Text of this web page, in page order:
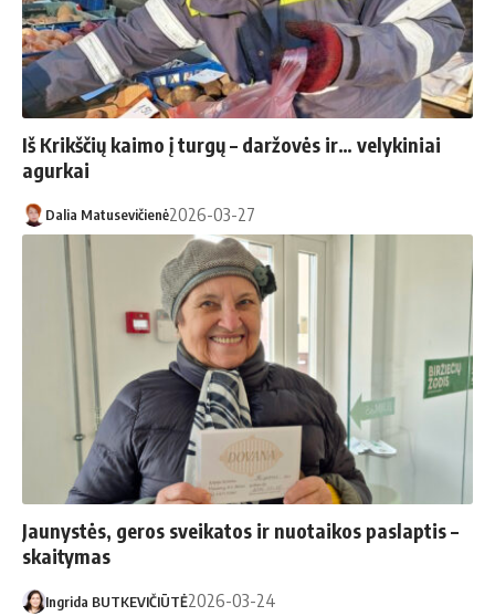
Iš Krikščių kaimo į turgų – daržovės ir… velykiniai
agurkai
Dalia Matusevičienė2026-03-27
Jaunystės, geros sveikatos ir nuotaikos paslaptis –
skaitymas
Ingrida BUTKEVIČIŪTĖ2026-03-24